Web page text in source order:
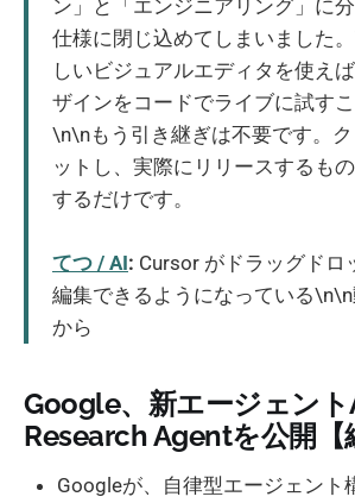
ン」と「エンジニアリング」に
仕様に閉じ込めてしまいました
しいビジュアルエディタを使え
ザインをコードでライブに試すこ
\n\nもう引き継ぎは不要です。
ットし、実際にリリースするも
するだけです。
てつ / AI: Cursor がドラッグドロ
編集できるようになっている
から
Google、新エージェン
Research Agentを公開【
Googleが、自律型エージェント